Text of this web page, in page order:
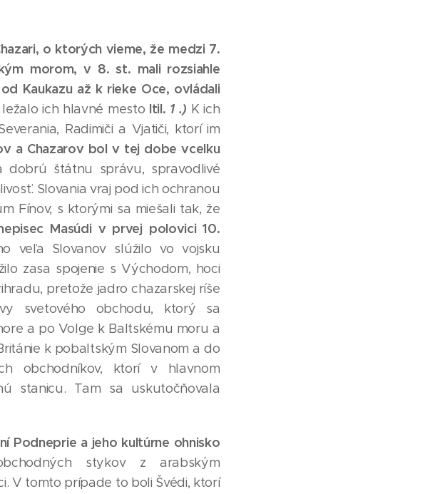
o ktorých vieme, že medzi 7.
morom, v 8. st. mali rozsiahle
Kaukazu až k rieke Oce, ovládali
ich hlavné mesto Itil. 1 .) K ich
Radimiči a Vjatiči, ktorí im
a Chazarov bol v tej dobe vcelku
dobrú štátnu správu, spravodlivé
Slovania vraj pod ich ochranou
Fínov, s ktorými sa miešali tak, že
Masúdi v prvej polovici 10.
veľa Slovanov slúžilo vo vojsku
zasa spojenie s Východom, hoci
pretože jadro chazarskej ríše
svetového obchodu, ktorý sa
a po Volge k Baltskému moru a
k pobaltským Slovanom a do
obchodníkov, ktorí v hlavnom
stanicu. Tam sa uskutočňovala
Podneprie a jeho kultúrne ohnisko
stykov z arabským
V tomto prípade to boli Švédi, ktorí